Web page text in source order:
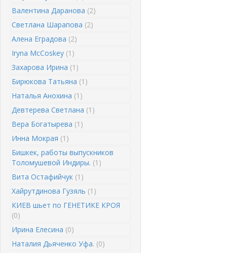
Валентина Даранова (2)
Светлана Шарапова (2)
Алена Еградова (2)
Iryna McCoskey (1)
Захарова Ирина (1)
Бирюкова Татьяна (1)
Наталья Анохина (1)
Девтерева Светлана (1)
Вера Богатырева (1)
Инна Мокрая (1)
Бишкек, работы выпускников
Толомушевой Индиры. (1)
Вита Остафийчук (1)
Хайрутдинова Гузяль (1)
КИЕВ шьет по ГЕНЕТИКЕ КРОЯ
(0)
Ирина Елесина (0)
Наталия Дьяченко Уфа. (0)